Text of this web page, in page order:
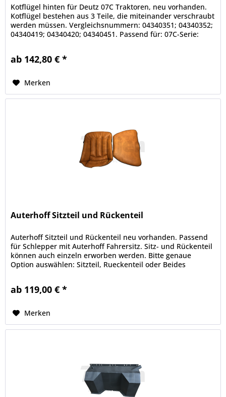
Kotflügel hinten für Deutz 07C Traktoren, neu vorhanden.
Kotflügel bestehen aus 3 Teile, die miteinander verschraubt
werden müssen. Vergleichsnummern: 04340351; 04340352;
04340419; 04340420; 04340451. Passend für: 07C-Serie:
ab 142,80 € *
Merken
Auterhoff Sitzteil und Rückenteil
Auterhoff Sitzteil und Rückenteil neu vorhanden. Passend
für Schlepper mit Auterhoff Fahrersitz. Sitz- und Rückenteil
können auch einzeln erworben werden. Bitte genaue
Option auswählen: Sitzteil, Rueckenteil oder Beides
ab 119,00 € *
Merken